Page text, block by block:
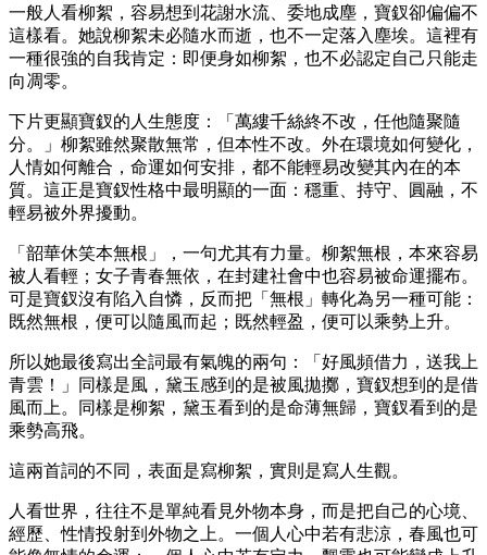
一般人看柳絮，容易想到花謝水流、委地成塵，寶釵卻偏偏不
這樣看。她說柳絮未必隨水而逝，也不一定落入塵埃。這裡有
一種很強的自我肯定：即便身如柳絮，也不必認定自己只能走
向凋零。
下片更顯寶釵的人生態度：「萬縷千絲終不改，任他隨聚隨
分。」柳絮雖然聚散無常，但本性不改。外在環境如何變化，
人情如何離合，命運如何安排，都不能輕易改變其內在的本
質。這正是寶釵性格中最明顯的一面：穩重、持守、圓融，不
輕易被外界擾動。
「韶華休笑本無根」，一句尤其有力量。柳絮無根，本來容易
被人看輕；女子青春無依，在封建社會中也容易被命運擺布。
可是寶釵沒有陷入自憐，反而把「無根」轉化為另一種可能：
既然無根，便可以隨風而起；既然輕盈，便可以乘勢上升。
所以她最後寫出全詞最有氣魄的兩句：「好風頻借力，送我上
青雲！」同樣是風，黛玉感到的是被風拋擲，寶釵想到的是借
風而上。同樣是柳絮，黛玉看到的是命薄無歸，寶釵看到的是
乘勢高飛。
這兩首詞的不同，表面是寫柳絮，實則是寫人生觀。
人看世界，往往不是單純看見外物本身，而是把自己的心境、
經歷、性情投射到外物之上。一個人心中若有悲涼，春風也可